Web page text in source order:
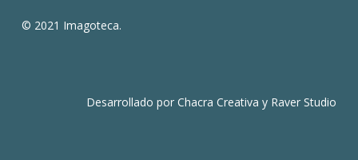
© 2021 Imagoteca.
Desarrollado porChacra Creativa y Raver Studio